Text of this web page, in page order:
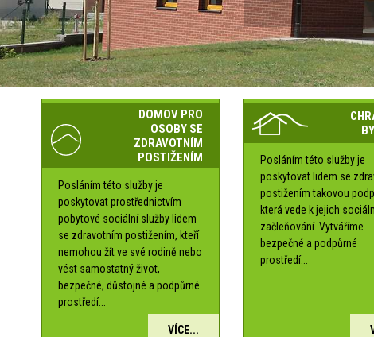
DOMOV PRO
OSOBY SE
ZDRAVOTNÍM
POSTIŽENÍM
Posláním této služby je
poskytovat prostřednictvím
pobytové sociální služby lidem
se zdravotním postižením, kteří
nemohou žít ve své rodině nebo
vést samostatný život,
bezpečné, důstojné a podpůrné
prostředí...
VÍCE...
Posláním této služby je
poskytovat lidem se
postižením takovou
která vede k jejich
začleňování. Vytváříme
bezpečné a podpůrné
prostředí...